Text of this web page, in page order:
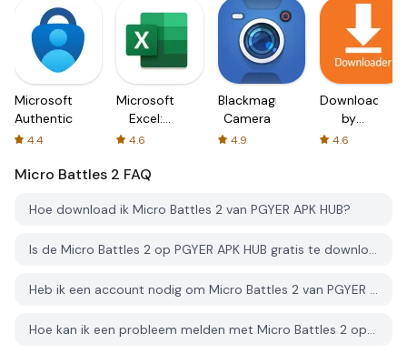
Microsoft
Authenticator
4.4
Microsoft
Excel:
Spreadsheets
4.6
Blackmagic
Camera
4.9
Downloader
by
AFTVnews
4.6
Micro Battles 2 FAQ
Hoe download ik Micro Battles 2 van PGYER APK HUB?
Is de Micro Battles 2 op PGYER APK HUB gratis te downloaden?
Heb ik een account nodig om Micro Battles 2 van PGYER APK HUB te downloaden?
Hoe kan ik een probleem melden met Micro Battles 2 op PGYER APK HUB?